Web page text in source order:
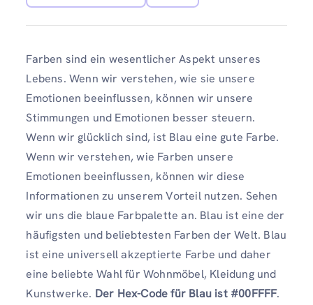
Farben sind ein wesentlicher Aspekt unseres
Lebens. Wenn wir verstehen, wie sie unsere
Emotionen beeinflussen, können wir unsere
Stimmungen und Emotionen besser steuern.
Wenn wir glücklich sind, ist Blau eine gute Farbe.
Wenn wir verstehen, wie Farben unsere
Emotionen beeinflussen, können wir diese
Informationen zu unserem Vorteil nutzen. Sehen
wir uns die blaue Farbpalette an. Blau ist eine der
häufigsten und beliebtesten Farben der Welt. Blau
ist eine universell akzeptierte Farbe und daher
eine beliebte Wahl für Wohnmöbel, Kleidung und
Kunstwerke. Der Hex-Code für Blau ist #00FFFF.